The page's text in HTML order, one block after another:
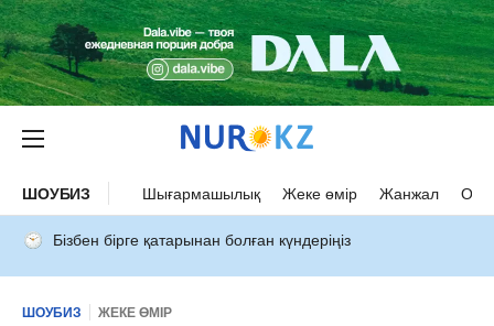
ШОУБИЗ Шығармашылық Жеке өмір Жанжал
Бізбен бірге қатарынан болған күндеріңіз
ШОУБИЗ ЖЕКЕ ӨМІР